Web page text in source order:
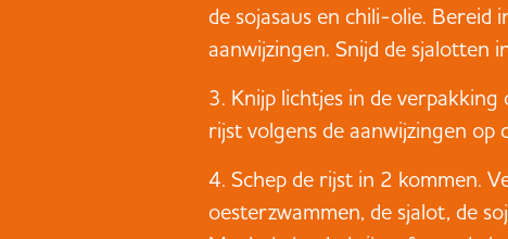
de sojasaus en chili-olie. Bereid
aanwijzingen. Snijd de sjalotten
Knijp lichtjes in de
rijst volgens de aanwijzingen op
Schep de rijst in 2 kommen.
oesterzwammen, de sjalot, de